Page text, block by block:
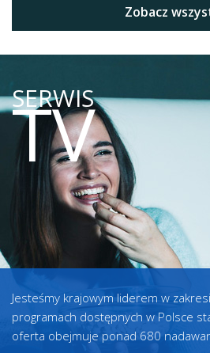
Zobacz
SERWIS
TV
Jesteśmy krajowym liderem w
programach dostępnych w Polsce
oferta obejmuje ponad 680